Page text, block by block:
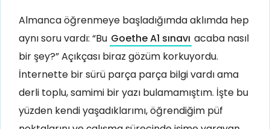
Almanca öğrenmeye başladığımda aklımda hep
aynı soru vardı: “Bu Goethe A1 sınavı acaba nasıl
bir şey?” Açıkçası biraz gözüm korkuyordu.
İnternette bir sürü parça parça bilgi vardı ama
derli toplu, samimi bir yazı bulamamıştım. İşte bu
yüzden kendi yaşadıklarımı, öğrendiğim püf